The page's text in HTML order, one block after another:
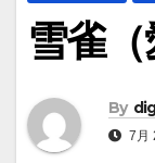
雪雀
By
7月